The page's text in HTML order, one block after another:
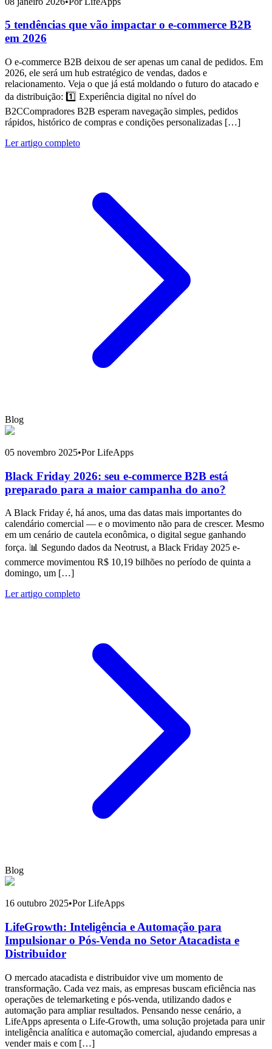
5 tendências que vão impactar o e-commerce B2B
em 2026
O e-commerce B2B deixou de ser apenas um canal de pedidos. Em
2026, ele será um hub estratégico de vendas, dados e
relacionamento. Veja o que já está moldando o futuro do atacado e
da distribuição: 1️⃣ Experiência digital no nível do
B2CCompradores B2B esperam navegação simples, pedidos
rápidos, histórico de compras e condições personalizadas […]
Ler artigo completo
Blog
05 novembro 2025•Por LifeApps
Black Friday 2026: seu e-commerce B2B está
preparado para a maior campanha do ano?
A Black Friday é, há anos, uma das datas mais importantes do
calendário comercial — e o movimento não para de crescer. Mesmo
em um cenário de cautela econômica, o digital segue ganhando
força. 📊 Segundo dados da Neotrust, a Black Friday 2025 e-
commerce movimentou R$ 10,19 bilhões no período de quinta a
domingo, um […]
Ler artigo completo
Blog
16 outubro 2025•Por LifeApps
LifeGrowth: Inteligência e Automação para
Impulsionar o Pós-Venda no Setor Atacadista e
Distribuidor
O mercado atacadista e distribuidor vive um momento de
transformação. Cada vez mais, as empresas buscam eficiência nas
operações de telemarketing e pós-venda, utilizando dados e
automação para ampliar resultados. Pensando nesse cenário, a
LifeApps apresenta o Life-Growth, uma solução projetada para unir
inteligência analítica e automação comercial, ajudando empresas a
vender mais e com […]